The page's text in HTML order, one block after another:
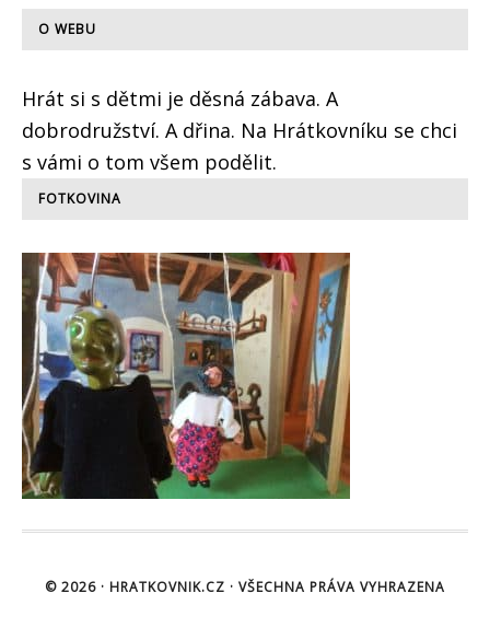
O WEBU
Hrát si s dětmi je děsná zábava. A
dobrodružství. A dřina. Na Hrátkovníku se chci
s vámi o tom všem podělit.
FOTKOVINA
© 2026 · HRATKOVNIK.CZ · VŠECHNA PRÁVA VYHRAZENA